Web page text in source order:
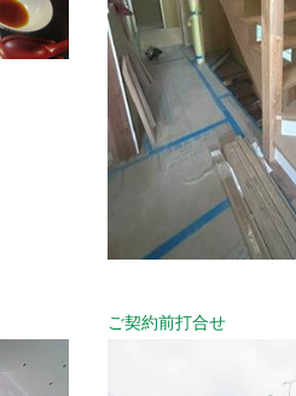
ご契約前打合せ